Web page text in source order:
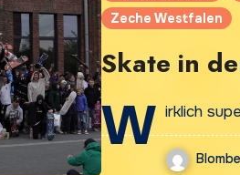
Zeche Westfalen
Skate in
W irklich